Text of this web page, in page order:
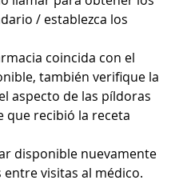
/ establezca los
coincida con el
también verifique la
aspecto de las píldoras
que recibió la receta
disponible nuevamente
visitas al médico.